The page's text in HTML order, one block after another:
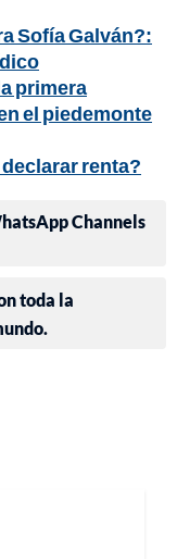
Sofía Galván?:
primera
el piedemonte
renta?
Channels
toda la